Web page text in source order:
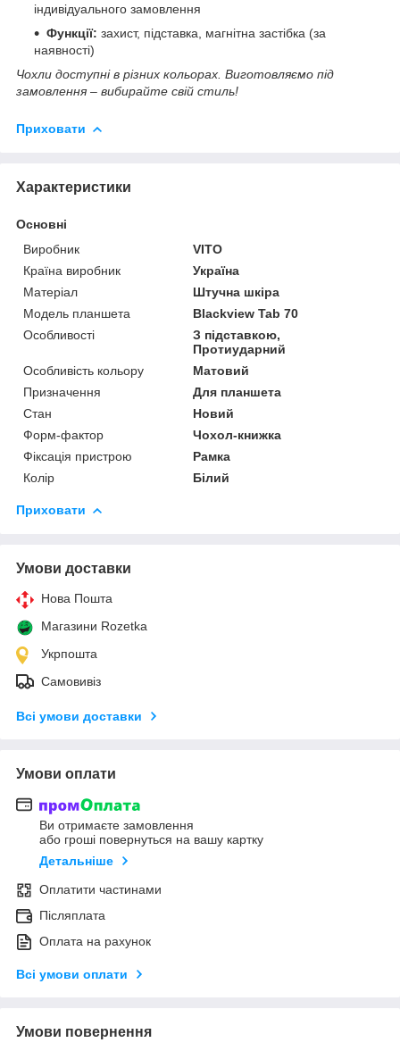
індивідуального замовлення
Функції: захист, підставка, магнітна застібка (за
наявності)
Чохли доступні в різних кольорах. Виготовляємо під
замовлення – вибирайте свій стиль!
Приховати
Характеристики
Основні
Виробник
VITO
Країна виробник
Україна
Матеріал
Штучна шкіра
Модель планшета
Blackview Tab 70
Особливості
З підставкою,
Протиударний
Особливість кольору
Матовий
Призначення
Для планшета
Стан
Новий
Форм-фактор
Чохол-книжка
Фіксація пристрою
Рамка
Колір
Білий
Приховати
Умови доставки
Нова Пошта
Магазини Rozetka
Укрпошта
Самовивіз
Всі умови доставки
Умови оплати
Ви отримаєте замовлення
або гроші повернуться на вашу картку
Детальніше
Оплатити частинами
Післяплата
Оплата на рахунок
Всі умови оплати
Умови повернення